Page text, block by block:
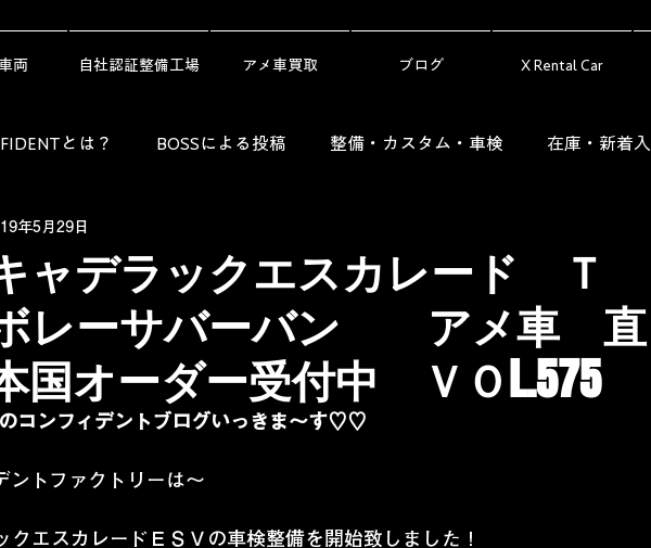
両 自社認証整備工場 アメ車買取 ブログ X Rental Car
とは？ BOSSによる投稿 整備・カスタム・車検 在庫・新着
Guide）
ャデラックエスカレード Ｔ
レーサバーバン アメ車 直
オーダー受付中 ＶＯL.575
年5月29日
コンフィデントブログいっきま～す♡♡
ントファクトリーは～
クエスカレードＥＳＶの車検整備を開始致しました！